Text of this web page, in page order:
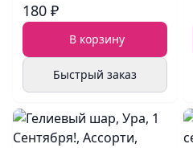
180 ₽
В корзину
Быстрый заказ